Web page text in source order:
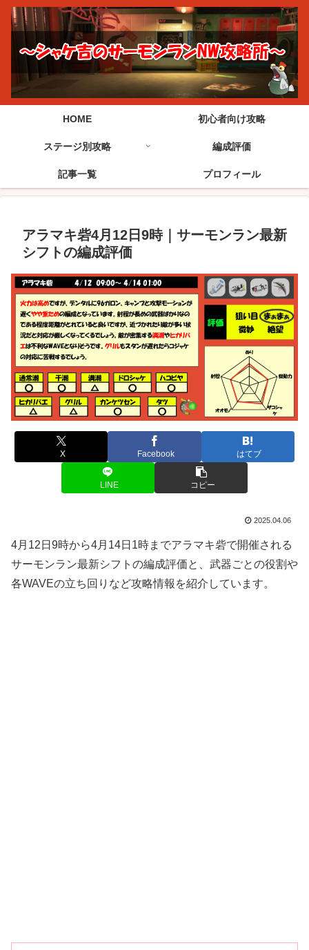
HOME 初心者向け攻略
ステージ別攻略 編成評価
記事一覧 プロフィール
アラマキ砦4月12日9時｜サーモンラン最新
シフトの編成評価
X Facebook はてブ
LINE コピー
2025.04.06
4月12日9時から4月14日1時までアラマキ砦で開催される
サーモンラン最新シフトの編成評価と、武器ごとの役割や
各WAVEの立ち回りなど攻略情報を紹介しています。